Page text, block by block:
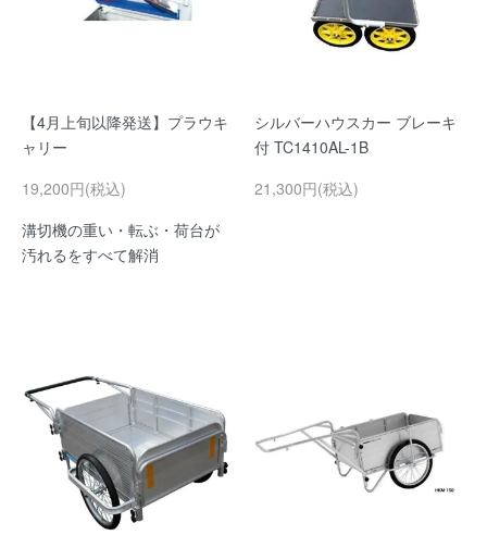
【4月上旬以降発送】プラウキ
ャリー
19,200円(税込)
溝切機の重い・転ぶ・荷台が
汚れるをすべて解消
シルバーハウスカー ブレーキ
付 TC1410AL-1B
21,300円(税込)